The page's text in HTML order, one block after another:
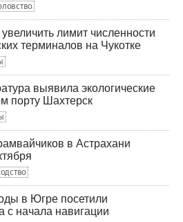
лимит численности
терминалов на Чукотке
выявила экологические
порту Шахтерск
в Астрахани
в Югре посетили
с начала навигации